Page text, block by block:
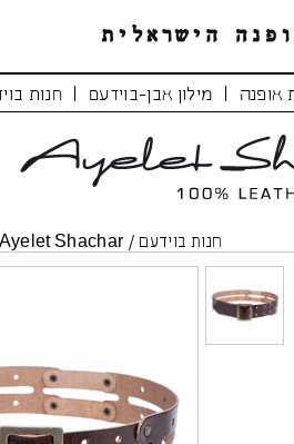
אופנה מילון אבן-בוידעם חנות
חנות בוידעם /
Shachar